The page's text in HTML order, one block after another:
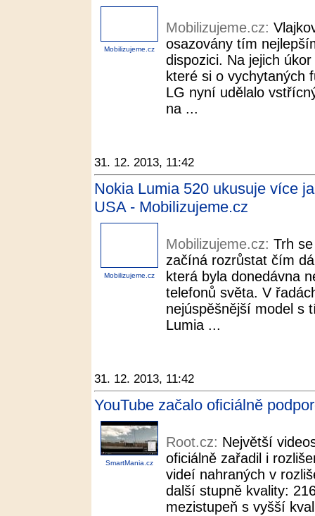
Mobilizujeme.cz
Mobilizujeme.cz:
osazovány tím
dispozici. Na jejich
které si o vychytaných
LG nyní udělalo
na ...
31. 12. 2013, 11:42
Nokia Lumia 520 ukusuje více
USA - Mobilizujeme.cz
Mobilizujeme.cz
Mobilizujeme.cz: Trh
začíná rozrůstat čím
která byla donedávna
telefonů světa. V
nejúspěšnější model s
Lumia ...
31. 12. 2013, 11:42
YouTube začalo oficiálně
SmartMania.cz
Root.cz: Největší
oficiálně zařadil i
videí nahraných v
další stupně kvality:
mezistupeň s vyšší